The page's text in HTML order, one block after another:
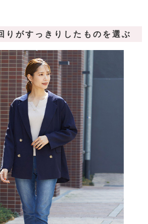
りがすっきりしたものを選ぶ